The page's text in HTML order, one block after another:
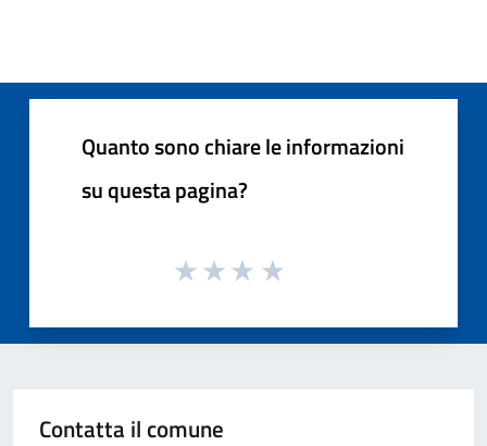
Quanto sono chiare le informazioni
su questa pagina?
Contatta il comune